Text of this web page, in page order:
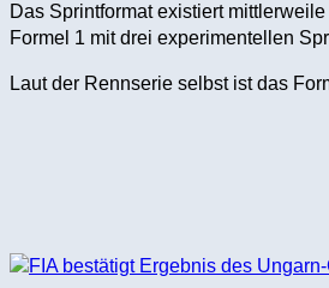
Das Sprintformat existiert
Formel 1 mit drei experimentellen
Laut der Rennserie selbst ist das